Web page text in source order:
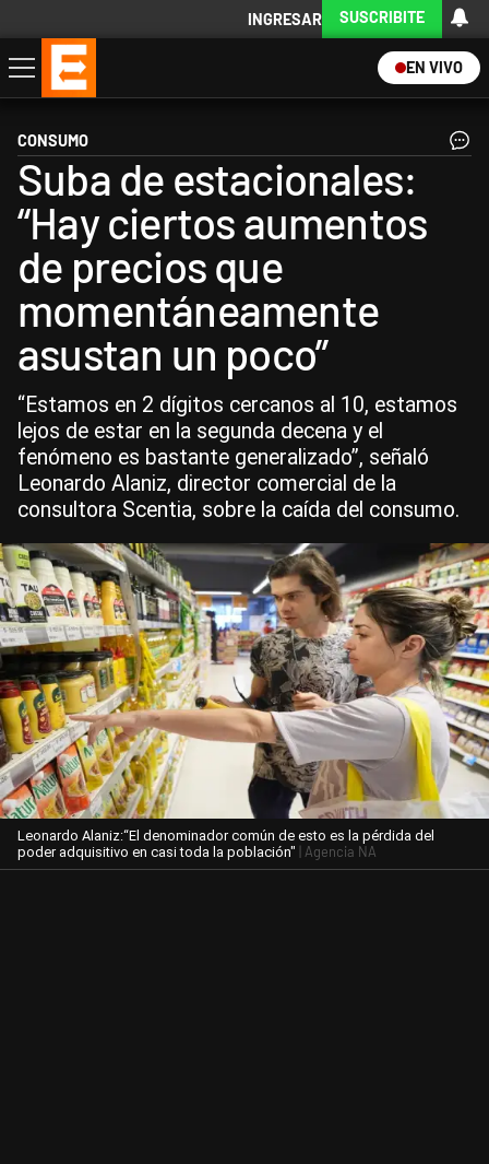
INGRESAR SUSCRIBITE
EN VIVO
Economía
Política
Internacional
Actualidad
Descargá la App
CONSUMO
Suba de estacionales:
“Hay ciertos aumentos
de precios que
momentáneamente
asustan un poco”
“Estamos en 2 dígitos cercanos al 10, estamos
lejos de estar en la segunda decena y el
fenómeno es bastante generalizado”, señaló
Leonardo Alaniz, director comercial de la
consultora Scentia, sobre la caída del consumo.
Leonardo Alaniz:“El denominador común de esto es la pérdida del
poder adquisitivo en casi toda la población" | Agencia NA